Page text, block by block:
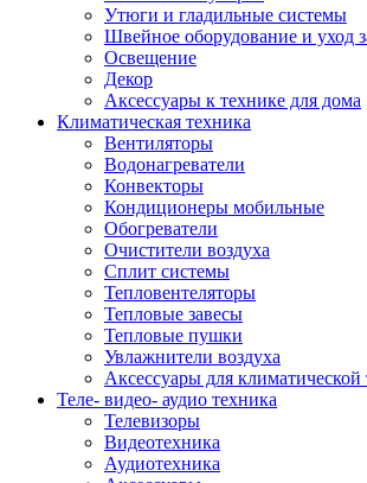
Утюги и гладильные системы
Швейное оборудование и уход
Освещение
Декор
Аксессуары к технике для дома
Климатическая техника
Вентиляторы
Водонагреватели
Конвекторы
Кондиционеры мобильные
Обогреватели
Очистители воздуха
Сплит системы
Тепловентеляторы
Тепловые завесы
Тепловые пушки
Увлажнители воздуха
Аксессуары для климатической
Теле- видео- аудио техника
Телевизоры
Видеотехника
Аудиотехника